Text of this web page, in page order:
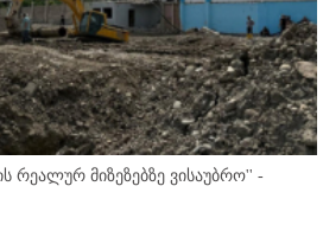
რეალურ მიზეზებზე ვისაუბრო'' -